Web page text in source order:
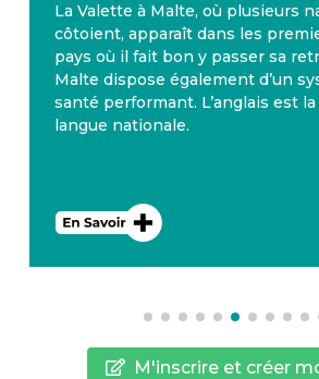
La Valette à Malte, où plusieurs
côtoient, apparaît dans les
pays où il fait bon y passer sa
Malte dispose également d’un
santé performant. L’anglais est
langue nationale.
M'inscrire et créer